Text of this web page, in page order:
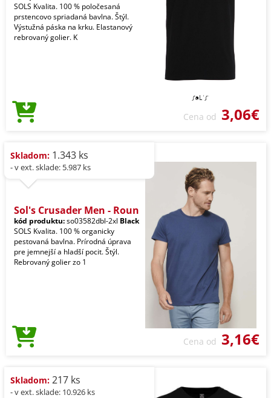
SOLS Kvalita. 100 % poločesaná
prstencovo spriadaná bavlna. Štýl.
Výstužná páska na krku. Elastanový
rebrovaný golier. K
Cena od 3,06€
Skladom: 1.343 ks
- v ext. sklade: 5.987 ks
Sol's Crusader Men - Roun
kód produktu:so03582dbl-2xl Black
SOLS Kvalita. 100 % organicky
pestovaná bavlna. Prírodná úprava
pre jemnejší a hladší pocit. Štýl.
Rebrovaný golier zo 1
Cena od 3,16€
Skladom: 217 ks
- v ext. sklade: 10.926 ks